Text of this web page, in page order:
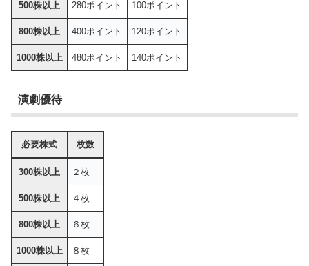
500株以上 280ポイント 100ポイント
800株以上 400ポイント 120ポイント
1000株以上 480ポイント 140ポイント
演劇優待
必要株式 枚数
300株以上 ２枚
500株以上 ４枚
800株以上 ６枚
1000株以上 ８枚